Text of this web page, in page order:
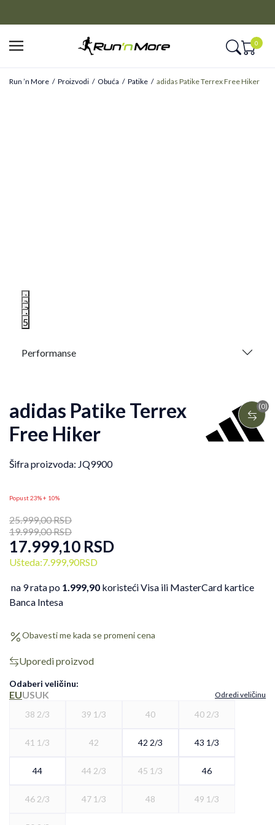
0
Run ’n More Proizvodi Obuća Patike adidas Patike Terrex Free Hiker
(0)
1
2
3
4
5
Performanse
adidas Patike Terrex
Free Hiker
Šifra proizvoda: JQ9900
Popust 23% + 10%
25.999,00RSD
19.999,00RSD
17.999,10 RSD
Ušteda:7.999,90RSD
na 9 rata po 1.999,90 koristeći Visa ili MasterCard kartice
Banca Intesa
Obavesti me kada se promeni cena
Uporedi proizvod
Odaberi veličinu:
EUUSUK Odredi veličinu
38 2/3 39 1/3 40 40 2/3
41 1/3 42 42 2/3 43 1/3
44 44 2/3 45 1/3 46
46 2/3 47 1/3 48 49 1/3